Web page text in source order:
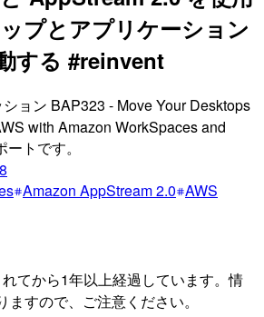
プとアプリケーション
する #reinvent
ョン BAP323 - Move Your Desktops
with Amazon WorkSpaces and
トです。
Amazon AppStream 2.0 AWS
てから1年以上経過しています。情
すので、ご注意ください。